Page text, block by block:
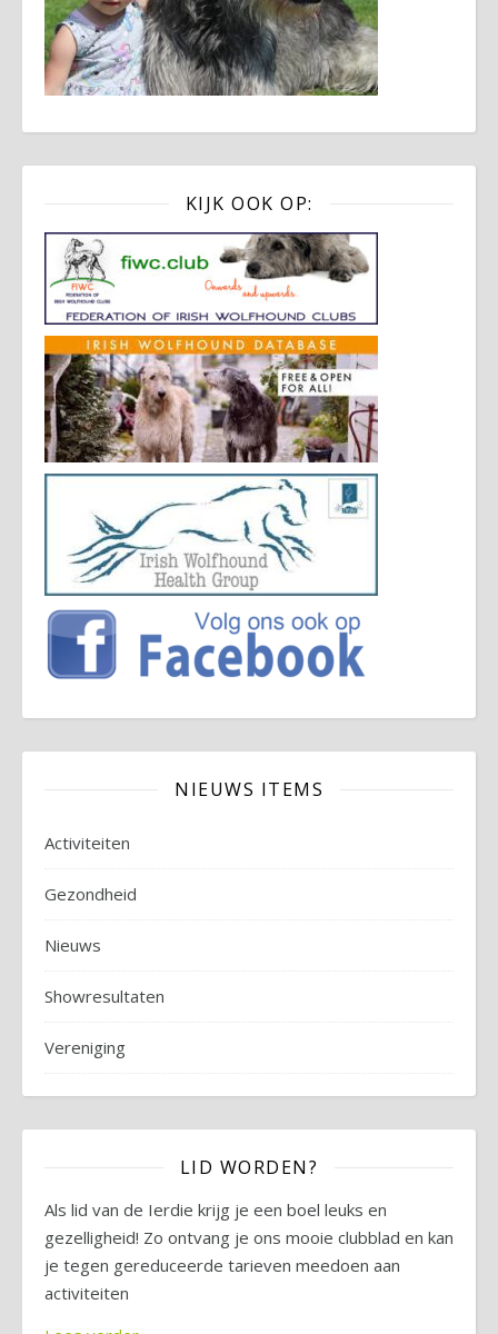
KIJK OOK OP:
NIEUWS ITEMS
Activiteiten
Gezondheid
Nieuws
Showresultaten
Vereniging
LID WORDEN?
Als lid van de Ierdie krijg je een boel leuks en
gezelligheid! Zo ontvang je ons mooie clubblad en kan
je tegen gereduceerde tarieven meedoen aan
activiteiten